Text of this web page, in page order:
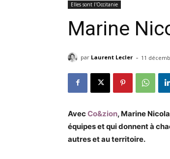
Elles sont l'Occitanie
Marine
par Laurent Lecler - 11
AvecCo&zion, Marine
équipes et qui donnent à
autres et au territoire.